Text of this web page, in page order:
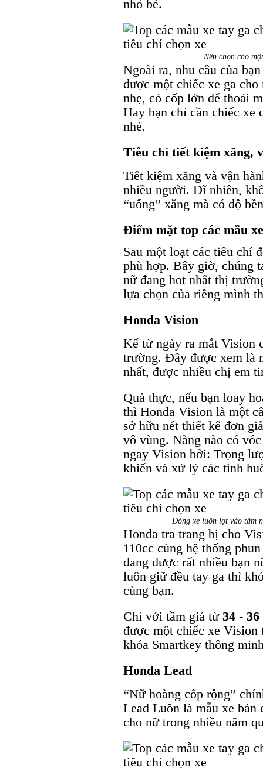
nhỏ bé.
Nên chọn cho
Ngoài ra, nhu cầu của
được một chiếc xe ga
nhẹ, có cốp lớn để thoải
Hay bạn chỉ cần chiếc xe
nhé.
Tiêu chí tiết kiệm xăng,
Tiết kiệm xăng và vận
nhiều người. Dĩ nhiên,
“uống” xăng mà có độ
Điểm mặt top các mẫu
Sau một loạt các tiêu chí
phù hợp. Bây giờ, chúng
nữ đang hot nhất thị
lựa chọn của riêng mình
Honda Vision
Kể từ ngày ra mắt Vision
trường. Đây được xem là
nhất, được nhiều chị em
Quả thực, nếu bạn loay
thì Honda Vision là một
sở hữu nét thiết kế đơn
vô vùng. Nàng nào có
ngay Vision bởi: Trọng
khiển và xử lý các tình
Dòng xe luôn lọt vào tầm
Honda tra trang bị cho
110cc cùng hệ thống
đang được rất nhiều bạn
luôn giữ đều tay ga thì
cùng bạn.
Chỉ với tầm giá từ 34 -
được một chiếc xe Vision
khóa Smartkey thông
Honda Lead
“Nữ hoàng cốp rộng”
Lead Luôn là mẫu xe bán
cho nữ trong nhiều năm